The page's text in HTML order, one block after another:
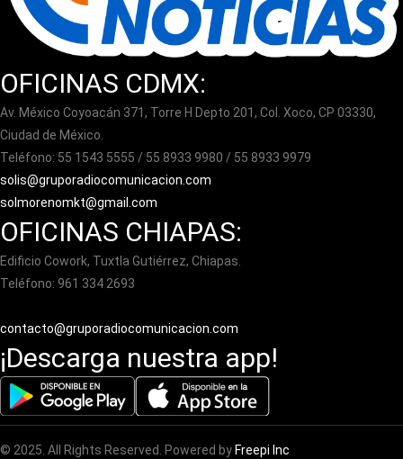
OFICINAS CDMX:
Av. México Coyoacán 371, Torre H Depto 201, Col. Xoco, CP 03330,
Ciudad de México.
Teléfono: 55 1543 5555 / 55 8933 9980 / 55 8933 9979
solis@gruporadiocomunicacion.com
solmorenomkt@gmail.com
OFICINAS CHIAPAS:
Edificio Cowork, Tuxtla Gutiérrez, Chiapas.
Teléfono: 961 334 2693
contacto@gruporadiocomunicacion.com
¡Descarga nuestra app!
© 2025. All Rights Reserved. Powered by Freepi Inc